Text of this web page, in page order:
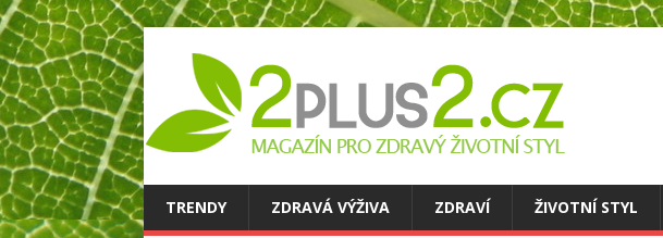
TRENDY ZDRAVÁ VÝŽIVA ZDRAVÍ ŽIVOTNÍ STYL